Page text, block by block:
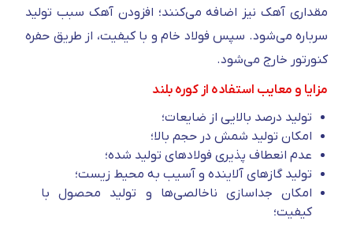
مقداری آهک نیز اضافه می‌کنند؛ افزودن آهک سبب تولید
سرباره می‌شود. سپس فولاد خام و با کیفیت، از طریق حفره
کنورتور خارج می‌شود.
مزایا و معایب استفاده از کوره بلند
تولید درصد بالایی از ضایعات؛
امکان تولید شمش در حجم بالا؛
عدم انعطاف پذیری فولادهای تولید شده؛
تولید گازهای آلاینده و آسیب به محیط زیست؛
امکان جداسازی ناخالصی‌ها و تولید محصول با
کیفیت؛